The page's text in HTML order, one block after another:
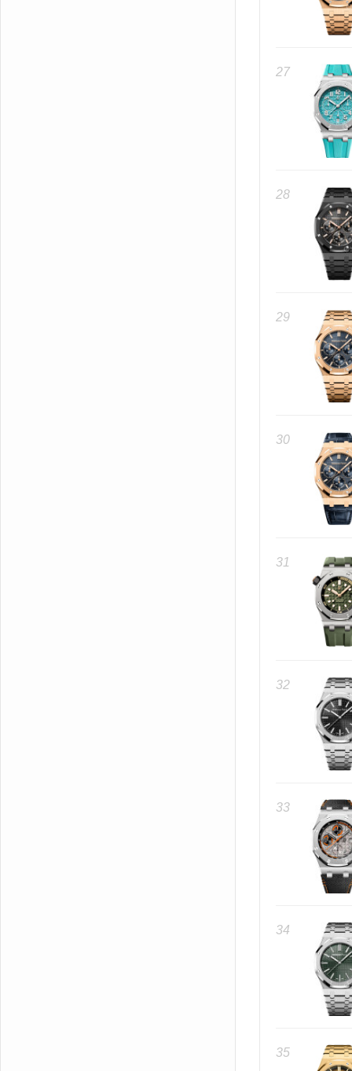
27
28
29
30
31
32
33
34
35